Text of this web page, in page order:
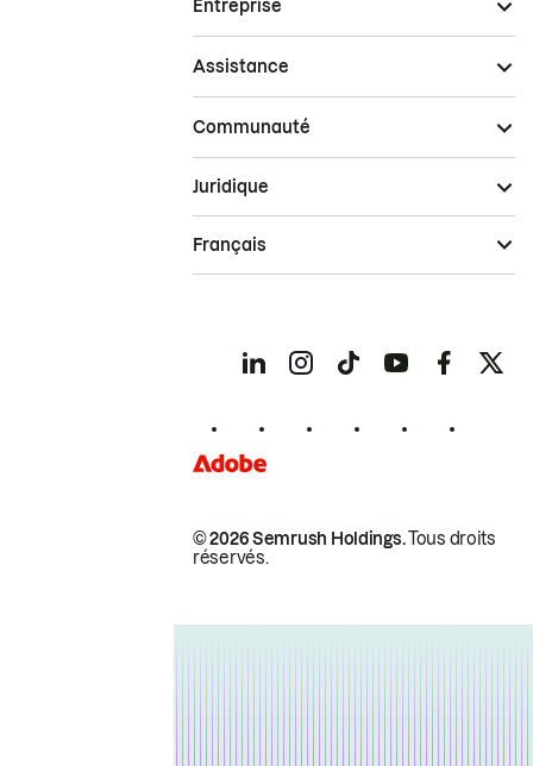
Entreprise
Assistance
Communauté
© 2026 Semrush Holdings.Tous droits
réservés.
Juridique
Français